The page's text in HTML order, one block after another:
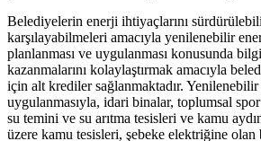
Belediyelerin enerji ihtiyaçlarını
karşılayabilmeleri amacıyla yenilenebilir
planlanması ve uygulanması konusunda
kazanmalarını kolaylaştırmak amacıyla
için alt krediler sağlanmaktadır.
uygulanmasıyla, idari binalar, toplumsal
su temini ve su arıtma tesisleri ve kamu
üzere kamu tesisleri, şebeke elektriğine olan